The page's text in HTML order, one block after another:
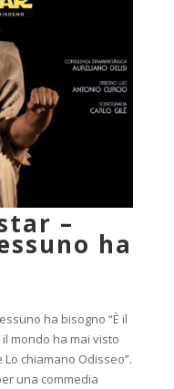
–
ha
ha bisogno “È il
mondo ha mai visto
chiamano Odisseo”.
una commedia